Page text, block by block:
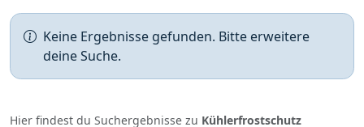
Keine Ergebnisse gefunden. Bitte erweitere
deine Suche.
Hier findest du Suchergebnisse zu Kühlerfrostschutz